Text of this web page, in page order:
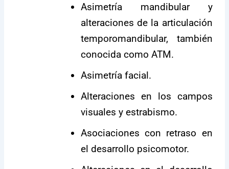
Asimetría mandibular y
alteraciones de la articulación
temporomandibular, también
conocida como ATM.
Asimetría facial.
Alteraciones en los campos
visuales y estrabismo.
Asociaciones con retraso en
el desarrollo psicomotor.